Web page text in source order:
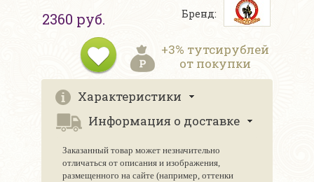
2360 руб. Бренд:
+3% тутсирублей
от покупки
Характеристики
Информация о доставке
Заказанный товар может незначительно
отличаться от описания и изображения,
размещенного на сайте (например, оттенки